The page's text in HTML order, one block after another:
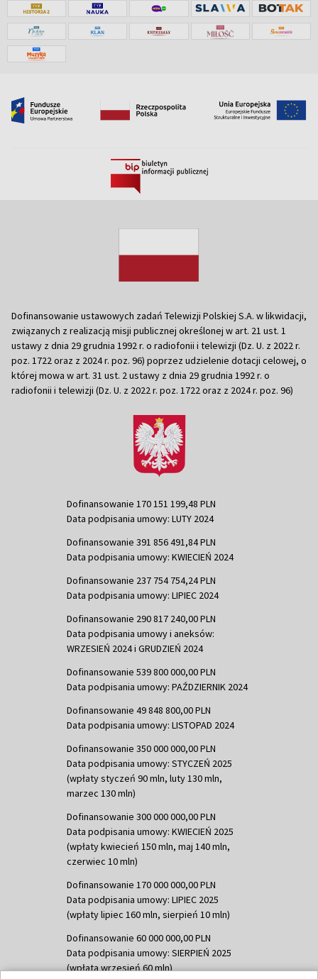
Dofinansowanie ustawowych zadań Telewizji Polskiej S.A. w likwidacji,
związanych z realizacją misji publicznej określonej w art. 21 ust. 1
ustawy z dnia 29 grudnia 1992 r. o radiofonii i telewizji (Dz. U. z 2022 r.
poz. 1722 oraz z 2024 r. poz. 96) poprzez udzielenie dotacji celowej, o
której mowa w art. 31 ust. 2 ustawy z dnia 29 grudnia 1992 r. o
radiofonii i telewizji (Dz. U. z 2022 r. poz. 1722 oraz z 2024 r. poz. 96)
Dofinansowanie 170 151 199,48 PLN
Data podpisania umowy: LUTY 2024
Dofinansowanie 391 856 491,84 PLN
Data podpisania umowy: KWIECIEŃ 2024
Dofinansowanie 237 754 754,24 PLN
Data podpisania umowy: LIPIEC 2024
Dofinansowanie 290 817 240,00 PLN
Data podpisania umowy i aneksów:
WRZESIEŃ 2024 i GRUDZIEŃ 2024
Dofinansowanie 539 800 000,00 PLN
Data podpisania umowy: PAŹDZIERNIK 2024
Dofinansowanie 49 848 800,00 PLN
Data podpisania umowy: LISTOPAD 2024
Dofinansowanie 350 000 000,00 PLN
Data podpisania umowy: STYCZEŃ 2025
(wpłaty styczeń 90 mln, luty 130 mln,
marzec 130 mln)
Dofinansowanie 300 000 000,00 PLN
Data podpisania umowy: KWIECIEŃ 2025
(wpłaty kwiecień 150 mln, maj 140 mln,
czerwiec 10 mln)
Dofinansowanie 170 000 000,00 PLN
Data podpisania umowy: LIPIEC 2025
(wpłaty lipiec 160 mln, sierpień 10 mln)
Dofinansowanie 60 000 000,00 PLN
Data podpisania umowy: SIERPIEŃ 2025
(wpłata wrzesień 60 mln)